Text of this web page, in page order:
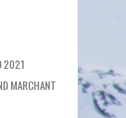
2021
MARCHANT